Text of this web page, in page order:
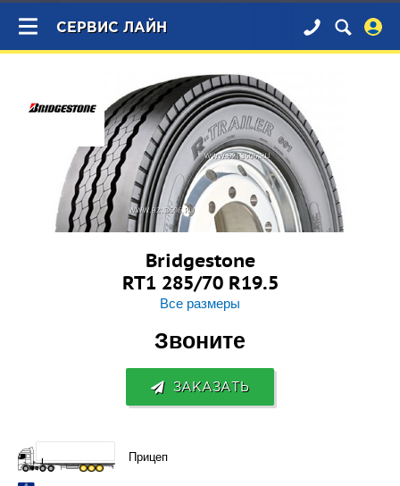
×
СЕРВИС ЛАЙН
Bridgestone
RT1 285/70 R19.5
Все размеры
Звоните
ЗАКАЗАТЬ
Прицеп